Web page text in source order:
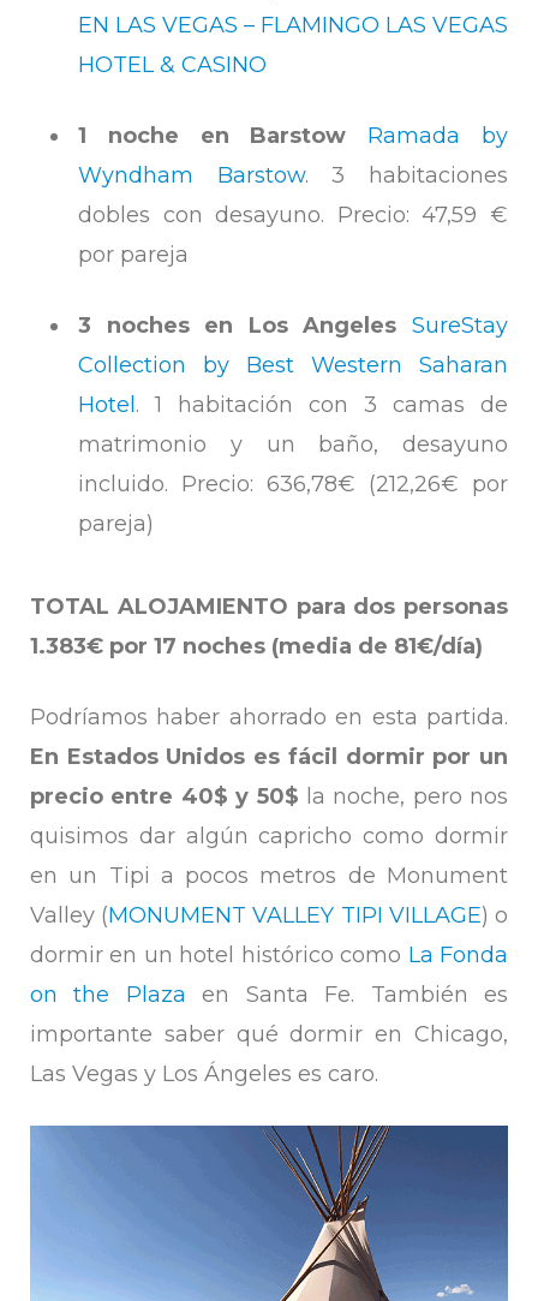
EN LAS VEGAS – FLAMINGO LAS VEGAS
HOTEL & CASINO
1 noche en Barstow
Ramada by
Wyndham Barstow. 3 habitaciones
dobles con desayuno. Precio: 47,59 €
por pareja
3 noches en Los Angeles SureStay
Collection by Best Western Saharan
Hotel . 1 habitación con 3 camas de
matrimonio y un baño, desayuno
incluido. Precio: 636,78€ (212,26€ por
pareja)
TOTAL ALOJAMIENTO para dos personas
1.383€ por 17 noches (media de 81€/día)
Podríamos haber ahorrado en esta partida.
En Estados Unidos es fácil dormir por un
precio entre 40$ y 50$ la noche, pero nos
quisimos dar algún capricho como dormir
en un Tipi a pocos metros de Monument
Valley (MONUMENT VALLEY TIPI VILLAGE) o
dormir en un hotel histórico como La Fonda
on the Plaza en Santa Fe. También es
importante saber qué dormir en Chicago,
Las Vegas y Los Ángeles es caro.